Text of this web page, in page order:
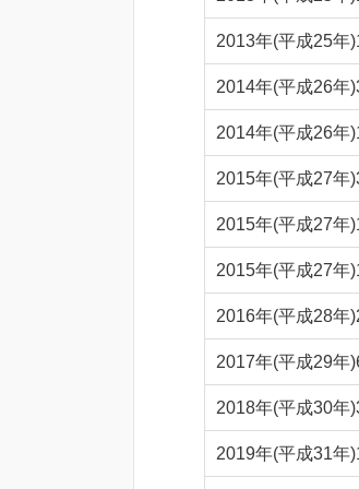
2013年(平成25年
2014年(平成26年
2014年(平成26年
2015年(平成27年
2015年(平成27年
2015年(平成27年
2016年(平成28年
2017年(平成29年
2018年(平成30年
2019年(平成31年